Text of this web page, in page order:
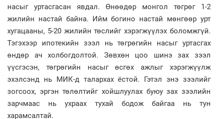
насыг уртасгасан явдал. Өнөөдөр монгол төгрөг 1-2
жилийн настай байна. Ийм богино настай мөнгөөр урт
хугацааны, 5-20 жилийн төслийг хэрэгжүүлэх боломжгүй.
Тэгэхээр ипотекийн зээл нь төгрөгийн насыг уртасгах
өндөр ач холбогдолтой. Зөвхөн цоо шинэ зах зээл
үүсгэсэн, төгрөгийн насыг өсгөх ажлыг хэрэгжүүлж
эхэлсэнд нь МИК-д талархах ёстой. Гэтэл энэ зээлийг
зогсоох, эргэн төлөлтийг хойшлуулах буюу зах зээлийн
зарчмаас нь ухраах тухай бодож байгаа нь тун
харамсалтай.